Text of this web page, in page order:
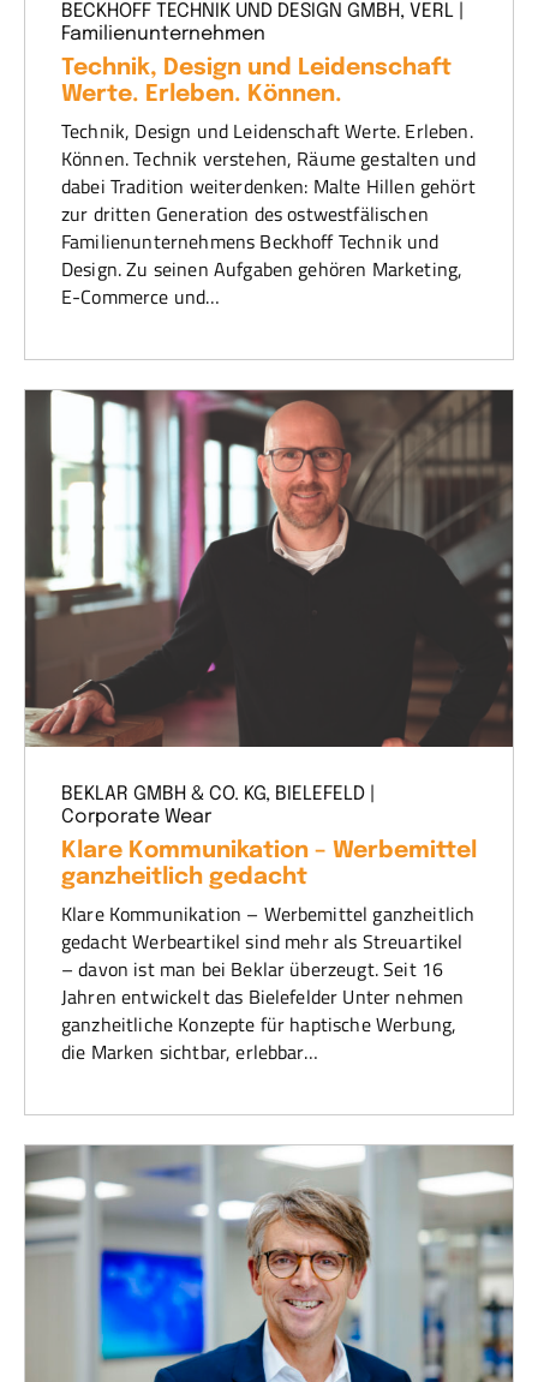
BECKHOFF TECHNIK UND DESIGN GMBH, VERL |
Familienunternehmen
Technik, Design und Leidenschaft
Werte. Erleben. Können.
Technik, Design und Leidenschaft Werte. Erleben.
Können. Technik verstehen, Räume gestalten und
dabei Tradition weiterdenken: Malte Hillen gehört
zur dritten Generation des ostwestfälischen
Familienunternehmens Beckhoff Technik und
Design. Zu seinen Aufgaben gehören Marketing,
E-Commerce und…
BEKLAR GMBH & CO. KG, BIELEFELD |
Corporate Wear
Klare Kommunikation – Werbemittel
ganzheitlich gedacht
Klare Kommunikation – Werbemittel ganzheitlich
gedacht Werbeartikel sind mehr als Streuartikel
– davon ist man bei Beklar überzeugt. Seit 16
Jahren entwickelt das Bielefelder Unter nehmen
ganzheitliche Konzepte für haptische Werbung,
die Marken sichtbar, erlebbar…